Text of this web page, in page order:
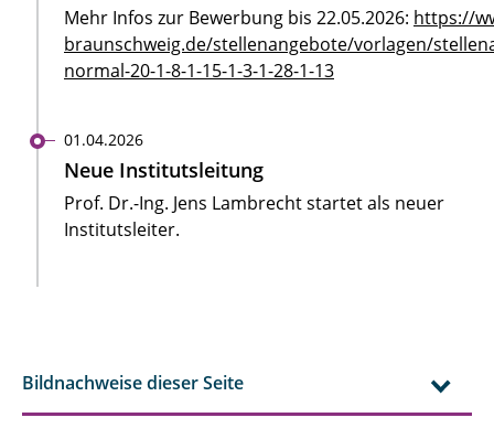
Mehr Infos zur Bewerbung bis 22.05.2026: https://
braunschweig.de/stellenangebote/vorlagen/
normal-20-1-8-1-15-1-3-1-28-1-13
01.04.2026
Neue Institutsleitung
Prof. Dr.-Ing. Jens Lambrecht startet als neuer
Institutsleiter.
Bildnachweise dieser Seite